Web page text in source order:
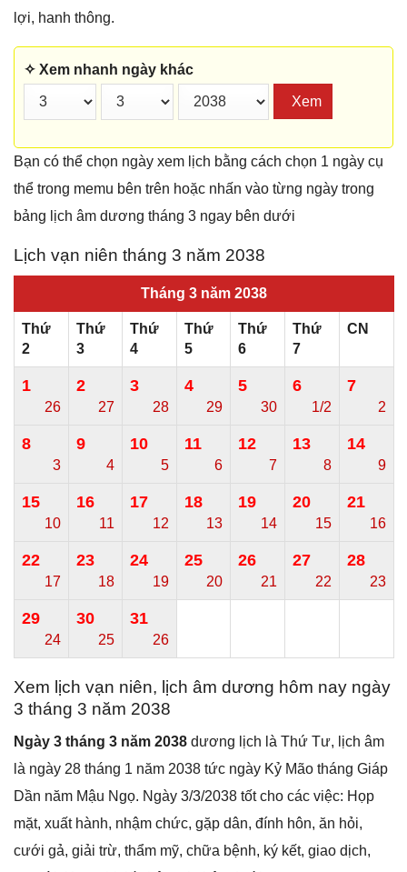
lợi, hanh thông.
✧ Xem nhanh ngày khác
Xem
Bạn có thể chọn ngày xem lịch bằng cách chọn 1 ngày cụ
thể trong memu bên trên hoặc nhấn vào từng ngày trong
bảng lịch âm dương tháng 3 ngay bên dưới
Lịch vạn niên tháng 3 năm 2038
Tháng 3 năm 2038
Thứ
2
Thứ
3
Thứ
4
Thứ
5
Thứ
6
Thứ
7
CN
1
26
2
27
3
28
4
29
5
30
6
1/2
7
2
8
3
9
4
10
5
11
6
12
7
13
8
14
9
15
10
16
11
17
12
18
13
19
14
20
15
21
16
22
17
23
18
24
19
25
20
26
21
27
22
28
23
29
24
30
25
31
26
Xem lịch vạn niên, lịch âm dương hôm nay ngày
3 tháng 3 năm 2038
Ngày 3 tháng 3 năm 2038 dương lịch là Thứ Tư, lịch âm
là ngày 28 tháng 1 năm 2038 tức ngày Kỷ Mão tháng Giáp
Dần năm Mậu Ngọ. Ngày 3/3/2038 tốt cho các việc: Họp
mặt, xuất hành, nhậm chức, gặp dân, đính hôn, ăn hỏi,
cưới gả, giải trừ, thẩm mỹ, chữa bệnh, ký kết, giao dịch,